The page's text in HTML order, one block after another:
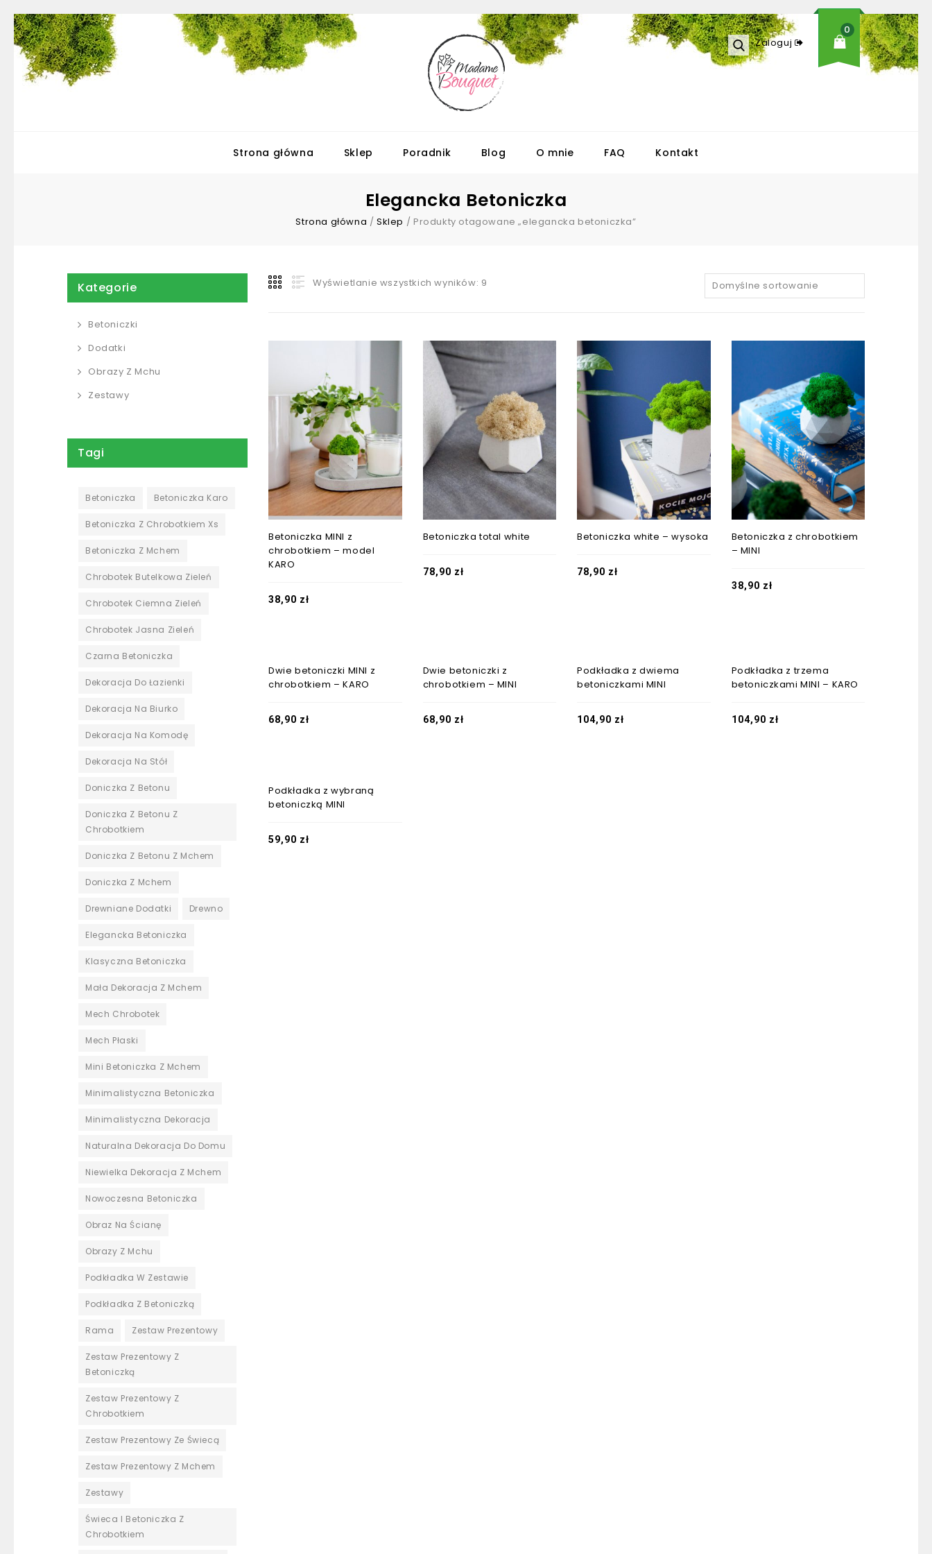
Zaloguj
0
Strona główna Sklep Poradnik Blog O mnie FAQ Kontakt
Elegancka Betoniczka
Strona główna /Sklep / Produkty otagowane „elegancka betoniczka”
Wyświetlanie wszystkich wyników: 9 Domyślne sortowanie
Betoniczka MINI z
chrobotkiem – model
KARO
38,90 zł
Betoniczka total white
78,90 zł
Betoniczka white – wysoka
78,90 zł
Betoniczka z chrobotkiem
– MINI
38,90 zł
Dwie betoniczki MINI z
chrobotkiem – KARO
68,90 zł
Dwie betoniczki z
chrobotkiem – MINI
68,90 zł
Podkładka z dwiema
betoniczkami MINI
104,90 zł
Podkładka z trzema
betoniczkami MINI – KARO
104,90 zł
Podkładka z wybraną
betoniczką MINI
59,90 zł
Kategorie
Betoniczki
Dodatki
Obrazy Z Mchu
Zestawy
Tagi
Betoniczka Betoniczka Karo
Betoniczka Z Chrobotkiem Xs
Betoniczka Z Mchem
Chrobotek Butelkowa Zieleń
Chrobotek Ciemna Zieleń
Chrobotek Jasna Zieleń
Czarna Betoniczka
Dekoracja Do Łazienki
Dekoracja Na Biurko
Dekoracja Na Komodę
Dekoracja Na Stół
Doniczka Z Betonu
Doniczka Z Betonu Z
Chrobotkiem
Doniczka Z Betonu Z Mchem
Doniczka Z Mchem
Drewniane Dodatki Drewno
Elegancka Betoniczka
Klasyczna Betoniczka
Mała Dekoracja Z Mchem
Mech Chrobotek
Mech Płaski
Mini Betoniczka Z Mchem
Minimalistyczna Betoniczka
Minimalistyczna Dekoracja
Naturalna Dekoracja Do Domu
Niewielka Dekoracja Z Mchem
Nowoczesna Betoniczka
Obraz Na Ścianę
Obrazy Z Mchu
Podkładka W Zestawie
Podkładka Z Betoniczką
Rama Zestaw Prezentowy
Zestaw Prezentowy Z
Betoniczką
Zestaw Prezentowy Z
Chrobotkiem
Zestaw Prezentowy Ze Świecą
Zestaw Prezentowy Z Mchem
Zestawy
Świeca I Betoniczka Z
Chrobotkiem